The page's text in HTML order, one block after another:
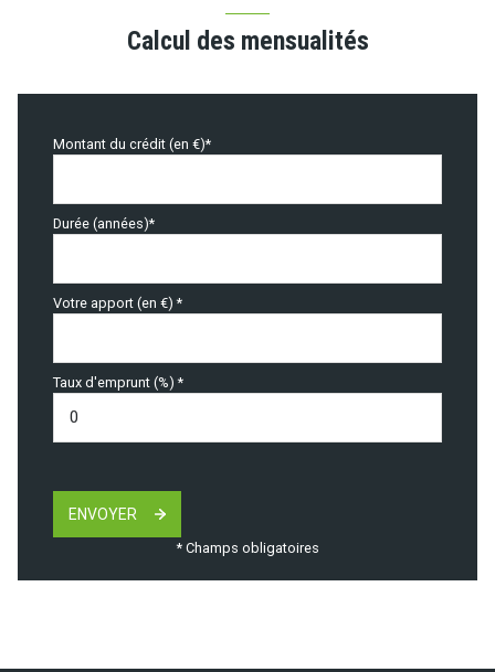
Calcul des mensualités
Montant du crédit (en €)*
Durée (années)*
Votre apport (en €) *
Taux d'emprunt (%) *
ENVOYER
* Champs obligatoires